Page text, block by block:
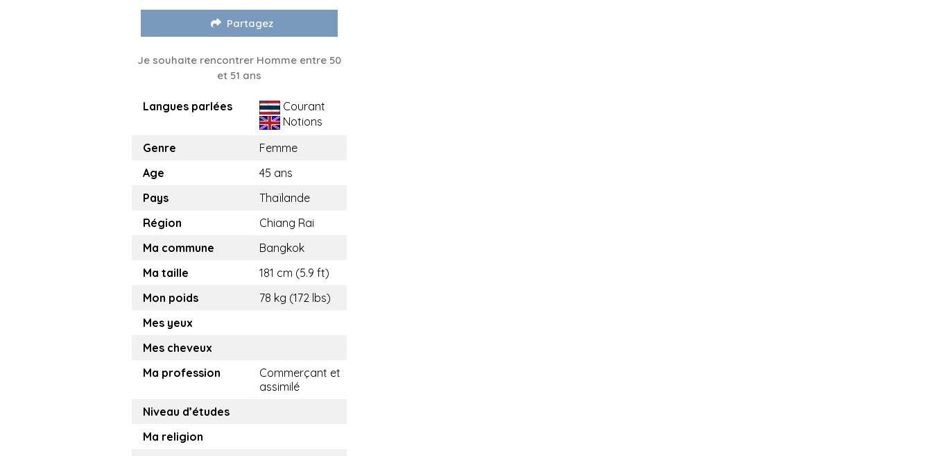
Partagez
Je souhaite rencontrer Homme entre 50
et 51 ans
Langues parlées
Courant
Notions
Genre
Femme
Age
45 ans
Pays
Thaïlande
Région
Chiang Rai
Ma commune
Bangkok
Ma taille
181 cm (5.9 ft)
Mon poids
78 kg (172 lbs)
Mes yeux
Mes cheveux
Ma profession
Commerçant et
assimilé
Niveau d’études
Ma religion